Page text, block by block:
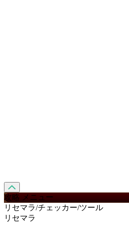
攻略 メニュー
リセマラ/チェッカー/ツール
リセマラ